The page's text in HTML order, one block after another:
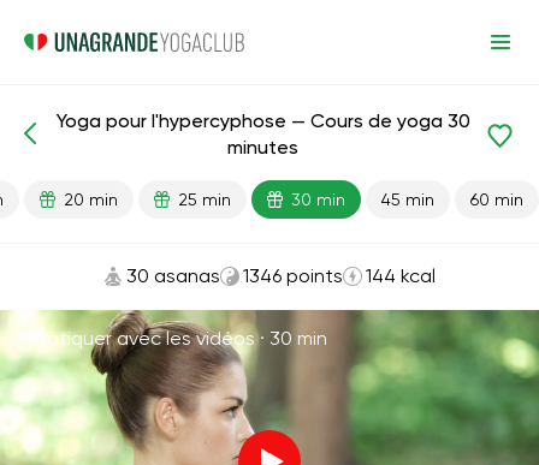
Yoga pour l'hypercyphose — Cours de yoga 30
minutes
20 min 25 min 30 min 45 min 60 min
30 asanas 1346 points 144 kcal
Pratiquer avec les vidéos · 30 min